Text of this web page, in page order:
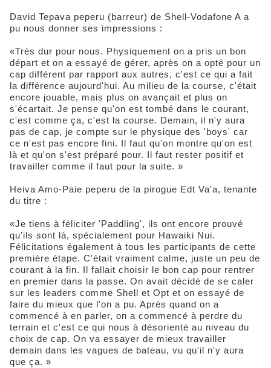
David Tepava peperu (barreur) de Shell-Vodafone A a
pu nous donner ses impressions :
«Très dur pour nous. Physiquement on a pris un bon
départ et on a essayé de gérer, après on a opté pour un
cap différent par rapport aux autres, c'est ce qui a fait
la différence aujourd'hui. Au milieu de la course, c'était
encore jouable, mais plus on avançait et plus on
s'écartait. Je pense qu'on est tombé dans le courant,
c'est comme ça, c'est la course. Demain, il n'y aura
pas de cap, je compte sur le physique des 'boys' car
ce n'est pas encore fini. Il faut qu'on montre qu'on est
là et qu'on s'est préparé pour. Il faut rester positif et
travailler comme il faut pour la suite. »
Heiva Amo-Paie peperu de la pirogue Edt Va'a, tenante
du titre :
«Je tiens à féliciter 'Paddling', ils ont encore prouvé
qu'ils sont là, spécialement pour Hawaiki Nui.
Félicitations également à tous les participants de cette
première étape. C'était vraiment calme, juste un peu de
courant à la fin. Il fallait choisir le bon cap pour rentrer
en premier dans la passe. On avait décidé de se caler
sur les leaders comme Shell et Opt et on essayé de
faire du mieux que l'on a pu. Après quand on a
commencé à en parler, on a commencé à perdre du
terrain et c'est ce qui nous à désorienté au niveau du
choix de cap. On va essayer de mieux travailler
demain dans les vagues de bateau, vu qu'il n'y aura
que ça. »